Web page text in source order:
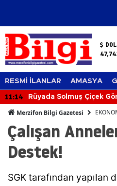
RESMİ İLANLAR AMASYA
11:14
Rüyada Solmuş Çiçek
Merzifon Bilgi Gazetesi
Çalışan
Destek!
SGK tarafından yapılan